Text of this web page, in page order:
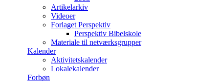
Artikelarkiv
Videoer
Forlaget Perspektiv
Perspektiv Bibelskole
Materiale til netværksgrupper
Kalender
Aktivitetskalender
Lokalekalender
Forbøn